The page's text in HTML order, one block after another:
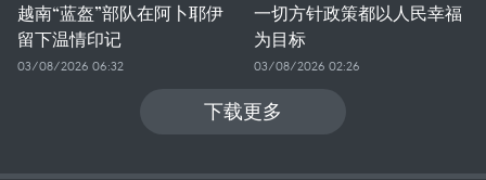
越南“蓝盔”部队在阿卜耶伊
留下温情印记
03/08/2026 06:32
一切方针政策都以人民幸福
为目标
03/08/2026 02:26
下载更多